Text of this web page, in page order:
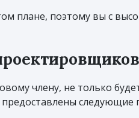
плане, поэтому вы с
члену, не только
следующие